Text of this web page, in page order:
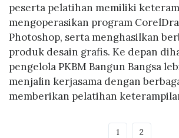
peserta pelatihan memiliki
mengoperasikan program
Photoshop, serta menghasilkan
produk desain grafis. Ke depan
pengelola PKBM Bangun Bangsa
menjalin kerjasama dengan
memberikan pelatihan
1 2